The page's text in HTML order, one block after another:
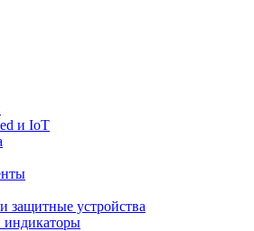
и IoT
защитные устройства
индикаторы